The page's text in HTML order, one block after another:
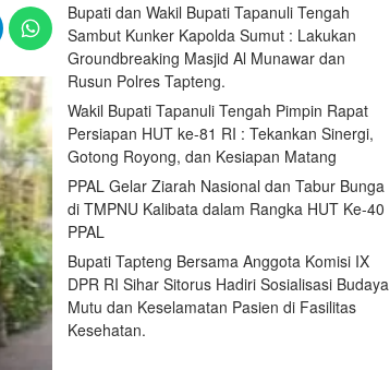
Bupati dan Wakil Bupati Tapanuli Tengah
Sambut Kunker Kapolda Sumut : Lakukan
Groundbreaking Masjid Al Munawar dan
Rusun Polres Tapteng.
Wakil Bupati Tapanuli Tengah Pimpin Rapat
Persiapan HUT ke-81 RI : Tekankan Sinergi,
Gotong Royong, dan Kesiapan Matang
PPAL Gelar Ziarah Nasional dan Tabur Bunga
di TMPNU Kalibata dalam Rangka HUT Ke-40
PPAL
Bupati Tapteng Bersama Anggota Komisi IX
DPR RI Sihar Sitorus Hadiri Sosialisasi Budaya
Mutu dan Keselamatan Pasien di Fasilitas
Kesehatan.